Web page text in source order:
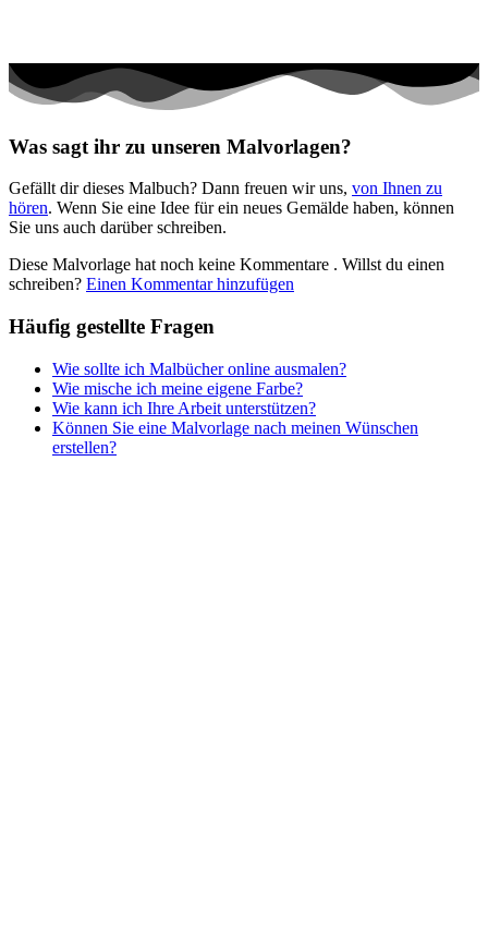
Valentinstag und Liebe
Nezaradené
Unkategorisiert
Was sagt ihr zu unseren Malvorlagen?
Gefällt dir dieses Malbuch? Dann freuen wir uns, von Ihnen zu
hören. Wenn Sie eine Idee für ein neues Gemälde haben, können
Sie uns auch darüber schreiben.
Diese Malvorlage hat noch keine Kommentare . Willst du einen
schreiben? Einen Kommentar hinzufügen
Häufig gestellte Fragen
Wie sollte ich Malbücher online ausmalen?
Wie mische ich meine eigene Farbe?
Wie kann ich Ihre Arbeit unterstützen?
Können Sie eine Malvorlage nach meinen Wünschen
erstellen?